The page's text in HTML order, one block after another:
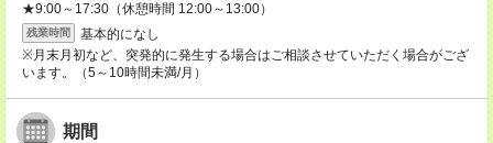
★9:00～17:30（休憩時間 12:00～13:00）
残業時間
基本的になし
※月末月初など、突発的に発生する場合はご相談させていただく場合がござ
います。（5～10時間未満/月）
期間